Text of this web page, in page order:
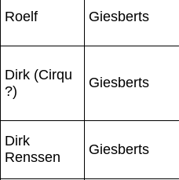
Roelf Giesberts
Dirk (Cirqu
?)
Giesberts
Dirk
Renssen
Giesberts